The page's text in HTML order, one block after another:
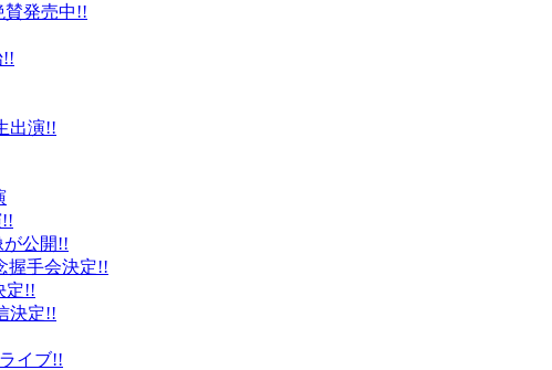
賛発売中!!
!!
出演!!
が公開!!
握手会決定!!
定!!
決定!!
イブ!!